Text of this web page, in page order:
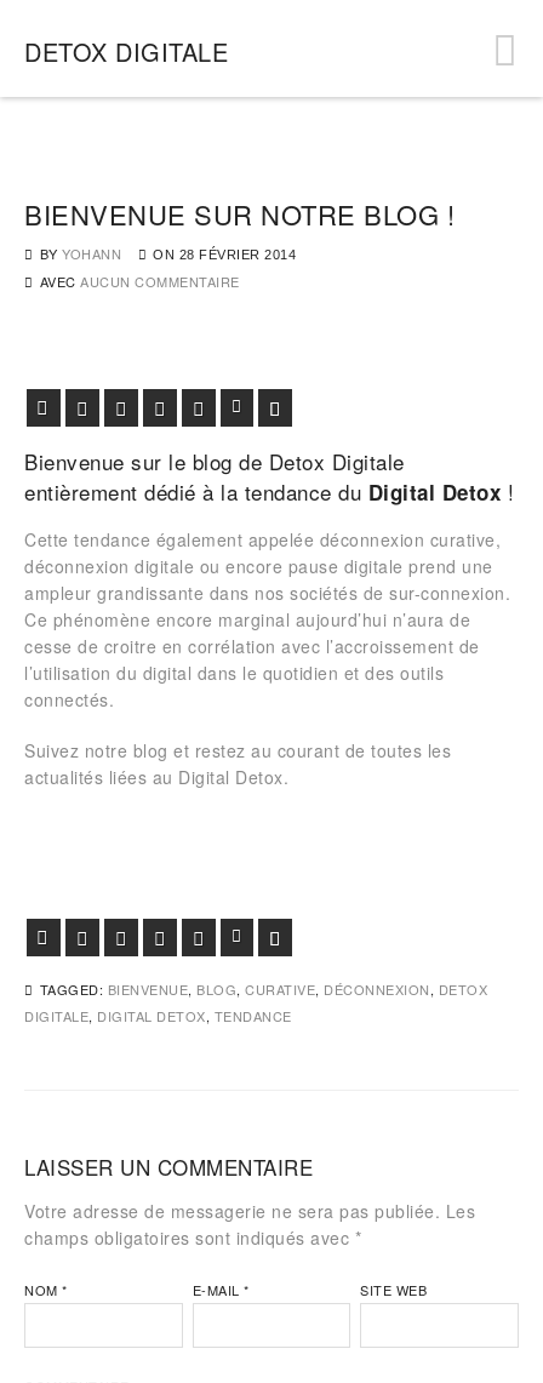
DETOX DIGITALE
BIENVENUE SUR NOTRE BLOG !
BY YOHANN ON 28 FÉVRIER 2014
AVEC AUCUN COMMENTAIRE
FacebookTwitter Google+PinterestViadeo LinkedIn
Bienvenue sur le blog de Detox Digitale
entièrement dédié à la tendance du Digital Detox !
Cette tendance également appelée déconnexion curative,
déconnexion digitale ou encore pause digitale prend une
ampleur grandissante dans nos sociétés de sur-connexion.
Ce phénomène encore marginal aujourd’hui n’aura de
cesse de croitre en corrélation avec l’accroissement de
l’utilisation du digital dans le quotidien et des outils
connectés.
Suivez notre blog et restez au courant de toutes les
actualités liées au Digital Detox.
FacebookTwitter Google+PinterestViadeo LinkedIn
TAGGED: BIENVENUE, BLOG, CURATIVE, DÉCONNEXION, DETOX
DIGITALE, DIGITAL DETOX, TENDANCE
LAISSER UN COMMENTAIRE
Votre adresse de messagerie ne sera pas publiée. Les
champs obligatoires sont indiqués avec *
NOM * E-MAIL* SITE WEB